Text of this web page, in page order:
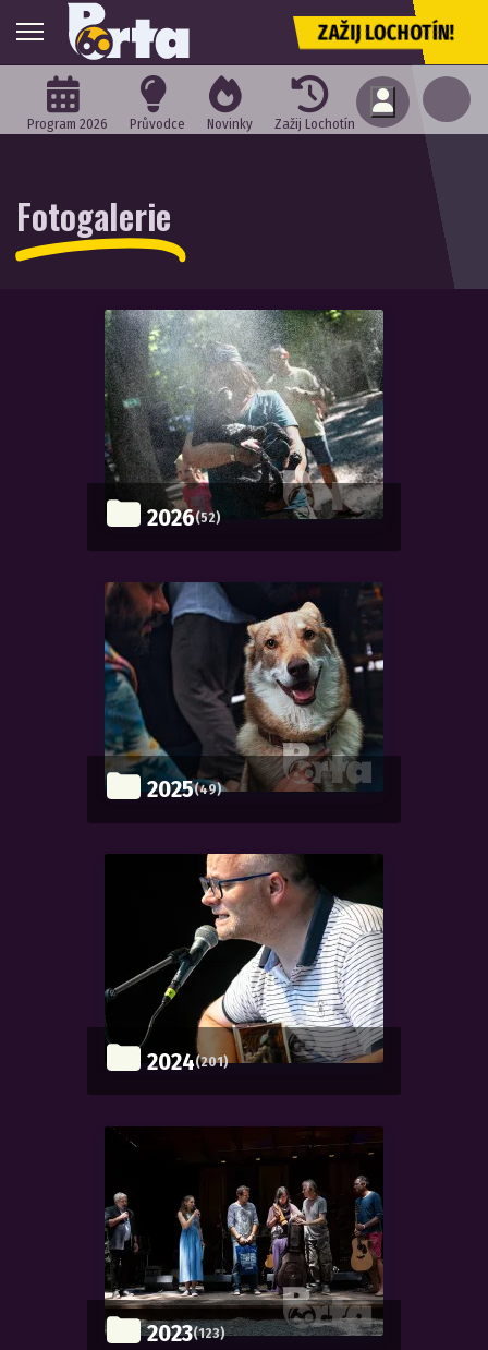
ZAŽIJ LOCHOTÍN!
Program 2026 Průvodce Novinky Zažij Lochotín
Fotogalerie
2026(52)
2025(49)
2024(201)
2023(123)